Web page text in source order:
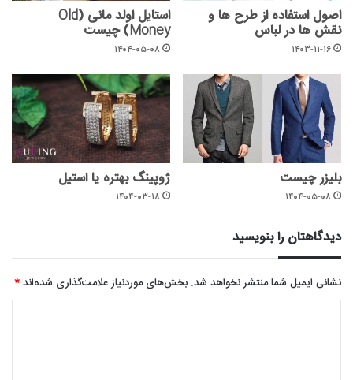
اصول استفاده از طرح ها و
نقش ها در لباس
۱۴۰۳-۱۱-۱۶
استایل اولد مانی (Old
Money) چیست
۱۴۰۴-۰۵-۰۸
بلیزر چیست
۱۴۰۴-۰۵-۰۸
ژوپینگ بهتره یا استیل
۱۴۰۴-۰۳-۱۸
دیدگاهتان را بنویسید
نشانی ایمیل شما منتشر نخواهد شد. بخش‌های موردنیاز علامت‌گذاری شده‌اند*